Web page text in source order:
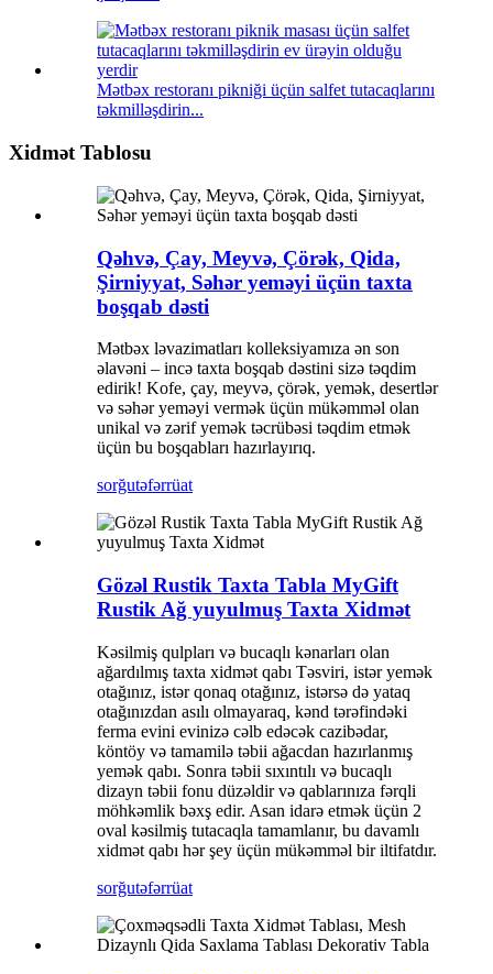
Mətbəx restoranı pikniği üçün salfet tutacaqlarını
təkmilləşdirin...
Xidmət Tablosu
Qəhvə, Çay, Meyvə, Çörək, Qida,
Şirniyyat, Səhər yeməyi üçün taxta
boşqab dəsti
Mətbəx ləvazimatları kolleksiyamıza ən son
əlavəni – incə taxta boşqab dəstini sizə təqdim
edirik! Kofe, çay, meyvə, çörək, yemək, desertlər
və səhər yeməyi vermək üçün mükəmməl olan
unikal və zərif yemək təcrübəsi təqdim etmək
üçün bu boşqabları hazırlayırıq.
sorğutəfərrüat
Gözəl Rustik Taxta Tabla MyGift
Rustik Ağ yuyulmuş Taxta Xidmət
Kəsilmiş qulpları və bucaqlı kənarları olan
ağardılmış taxta xidmət qabı Təsviri, istər yemək
otağınız, istər qonaq otağınız, istərsə də yataq
otağınızdan asılı olmayaraq, kənd tərəfindəki
ferma evini evinizə cəlb edəcək cazibədar,
köntöy və tamamilə təbii ağacdan hazırlanmış
yemək qabı. Sonra təbii sıxıntılı və bucaqlı
dizayn təbii fonu düzəldir və qablarınıza fərqli
möhkəmlik bəxş edir. Asan idarə etmək üçün 2
oval kəsilmiş tutacaqla tamamlanır, bu davamlı
xidmət qabı hər şey üçün mükəmməl bir iltifatdır.
sorğutəfərrüat